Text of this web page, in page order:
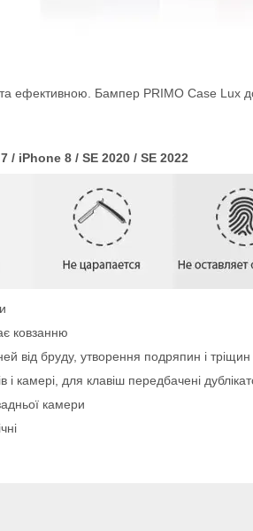
ефективною. Бампер PRIMO Case Lux
iPhone 8 / SE 2020 / SE 2022
ковзанню
від бруду, утворення подряпин і тріщин
камері, для клавіш передбачені
камери